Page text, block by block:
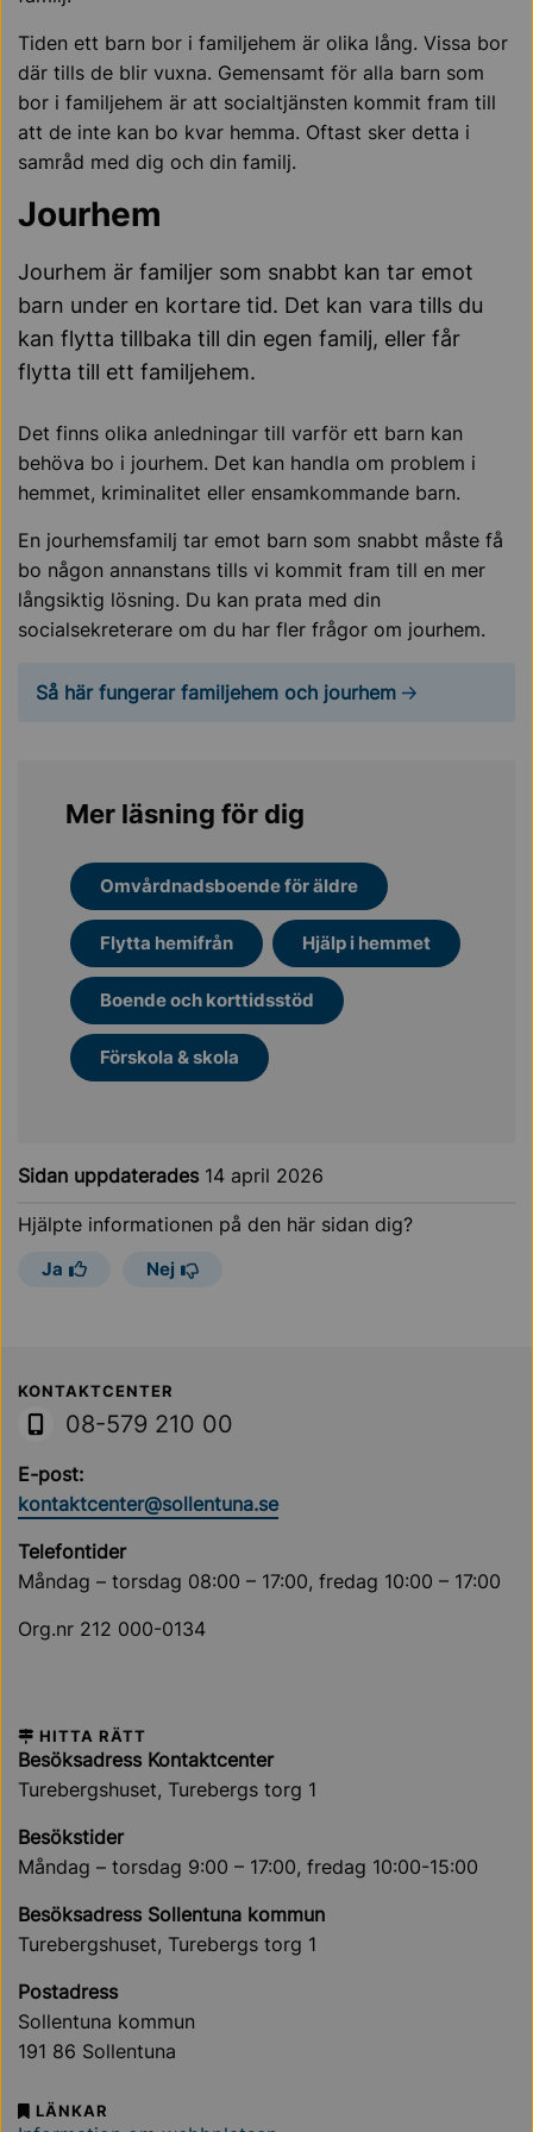
Tiden ett barn bor i familjehem är olika lång. Vissa bor
där tills de blir vuxna. Gemensamt för alla barn som
bor i familjehem är att socialtjänsten kommit fram till
att de inte kan bo kvar hemma. Oftast sker detta i
samråd med dig och din familj.
Jourhem
Jourhem är familjer som snabbt kan tar emot
barn under en kortare tid. Det kan vara tills du
kan flytta tillbaka till din egen familj, eller får
flytta till ett familjehem.
Det finns olika anledningar till varför ett barn kan
behöva bo i jourhem. Det kan handla om problem i
hemmet, kriminalitet eller ensamkommande barn.
En jourhemsfamilj tar emot barn som snabbt måste få
bo någon annanstans tills vi kommit fram till en mer
långsiktig lösning. Du kan prata med din
socialsekreterare om du har fler frågor om jourhem.
Så här fungerar familjehem och jourhem
Mer läsning för dig
Omvårdnadsboende för äldre
Flytta hemifrån Hjälp i hemmet
Boende och korttidsstöd
Förskola & skola
Sidan uppdaterades 14 april 2026
Hjälpte informationen på den här sidan dig?
Ja Nej
Sollentuna Kommun
KONTAKTCENTER
08-579 210 00
E-post:
kontaktcenter@sollentuna.se
Telefontider
Måndag – torsdag 08:00 – 17:00, fredag 10:00 – 17:00
Org.nr 212 000-0134
HITTA RÄTT
Besöksadress Kontaktcenter
Turebergshuset, Turebergs torg 1
Besökstider
Måndag – torsdag 9:00 – 17:00, fredag 10:00-15:00
Besöksadress Sollentuna kommun
Turebergshuset, Turebergs torg 1
Postadress
Sollentuna kommun
191 86 Sollentuna
LÄNKAR